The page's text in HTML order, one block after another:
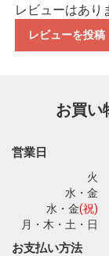
レビューはあり
レビューを投稿
お買い
営業日
火
水・金
水・金(祝)
月・木・土・日
お支払い方法